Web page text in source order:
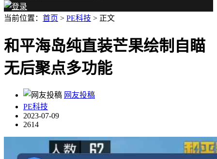
当前位置： 首页 > PE科技 > 正文
和平海岛纯直装芒果绘制自瞄
无后聚点多功能
网友投稿
PE科技
2023-07-09
2614